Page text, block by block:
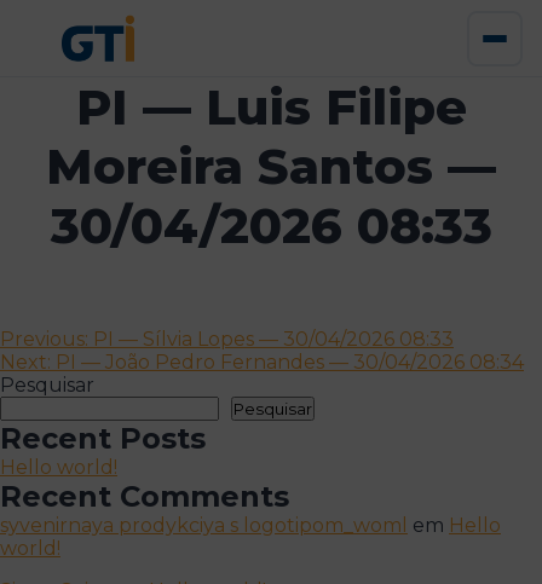
PI — Luis Filipe
Moreira Santos —
30/04/2026 08:33
Navegação
de
artigos
Previous: PI — Sílvia Lopes — 30/04/2026 08:33
Next: PI — João Pedro Fernandes — 30/04/2026 08:34
Pesquisar
Pesquisar
Recent Posts
Hello world!
Recent Comments
syvenirnaya prodykciya s logotipom_woml em Hello
world!